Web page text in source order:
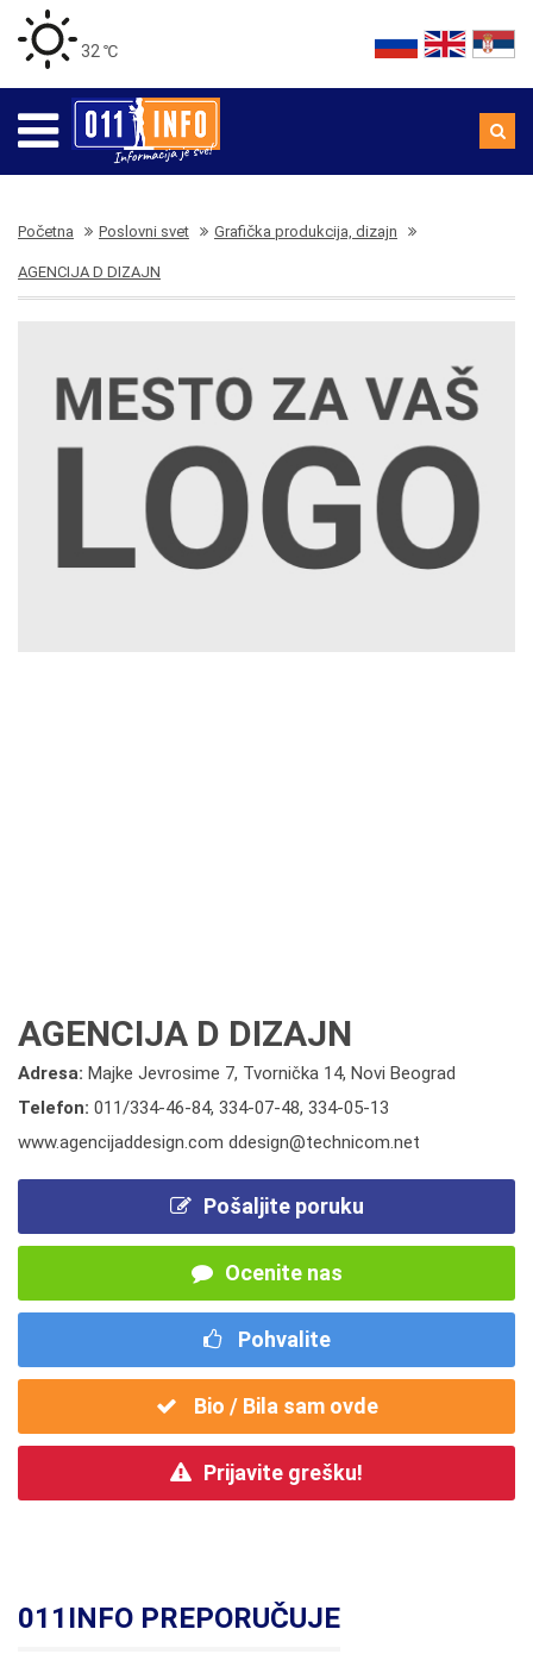
32 ℃
Početna Poslovni svet Grafička produkcija, dizajn
AGENCIJA D DIZAJN
AGENCIJA D DIZAJN
Adresa: Majke Jevrosime 7, Tvornička 14, Novi Beograd
Telefon: 011/334-46-84, 334-07-48, 334-05-13
www.agencijaddesign.com ddesign@technicom.net
Pošaljite poruku
Ocenite nas
Pohvalite
Bio / Bila sam ovde
Prijavite grešku!
011INFO PREPORUČUJE